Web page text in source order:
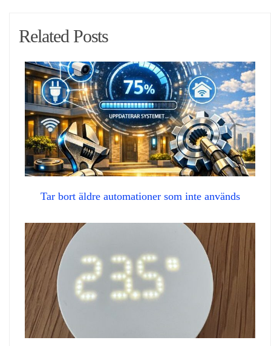
Related Posts
Tar bort äldre automationer som inte används